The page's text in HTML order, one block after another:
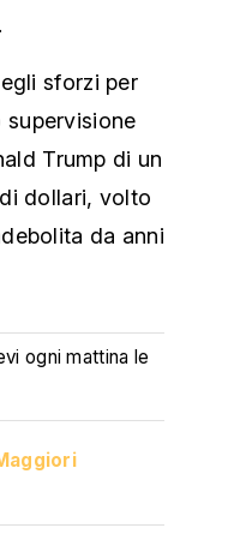
sforzi per
Trump di un
dollari, volto
da anni
ogni mattina le